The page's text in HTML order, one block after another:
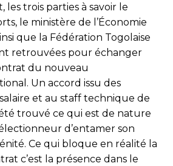
les trois parties à savoir le
le ministère de l’Économie
que la Fédération Togolaise
retrouvées pour échanger
du nouveau
Un accord issu des
et au staff technique de
trouvé ce qui est de nature
d’entamer son
Ce qui bloque en réalité la
c’est la présence dans le